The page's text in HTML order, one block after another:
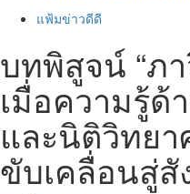
แฟ้มข่าวดีดี
บทพิสูจน์ “ภ
เมื่อความรู้
และนิติวิทยา
ขับเคลื่อนสู่สั